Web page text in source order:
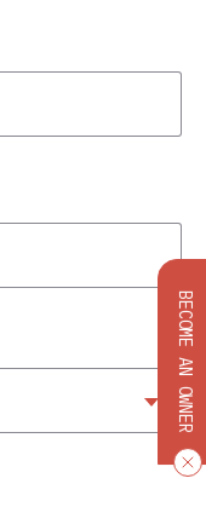
BECOME AN OWNER